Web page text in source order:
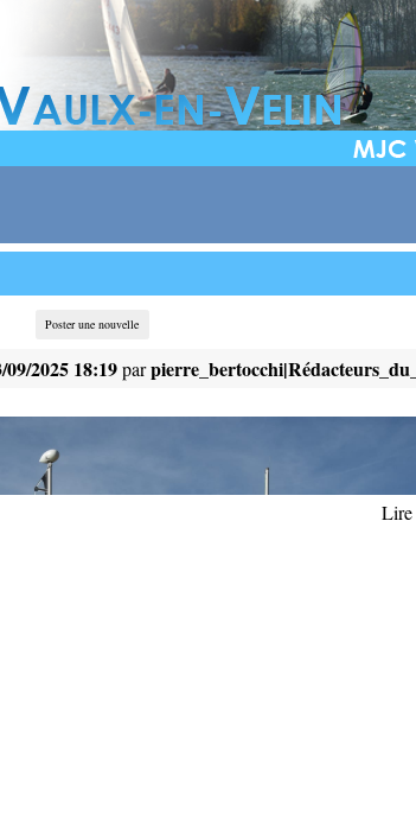
Poster une nouvelle
09/2025 18:19par
Lire